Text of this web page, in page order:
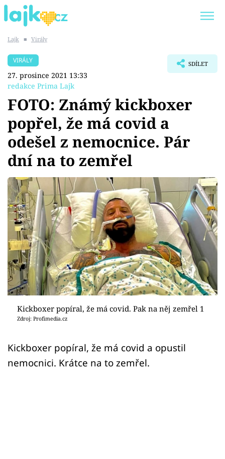
SHOPAHOLICADEL
Témata
Showbyznys
Youtubeři
Virály
Sex a vztahy
Videa
Sledujte prima+
Přihlášení
Sledujte nás
Lajk ■ Virály
VIRÁLY
27. prosince 2021 13:33
redakce Prima Lajk
SDÍLET
FOTO: Známý kickboxer
popřel, že má covid a
odešel z nemocnice. Pár
dní na to zemřel
Kickboxer popíral, že má covid. Pak na něj zemřel 1
Zdroj: Profimedia.cz
Kickboxer popíral, že má covid a opustil
nemocnici. Krátce na to zemřel.